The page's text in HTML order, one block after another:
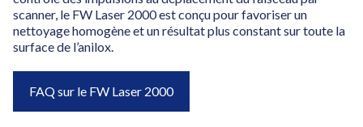
scanner, le FW Laser 2000 est conçu pour favoriser un
nettoyage homogène et un résultat plus constant sur toute la
surface de l’anilox.
FAQ sur le FW Laser 2000